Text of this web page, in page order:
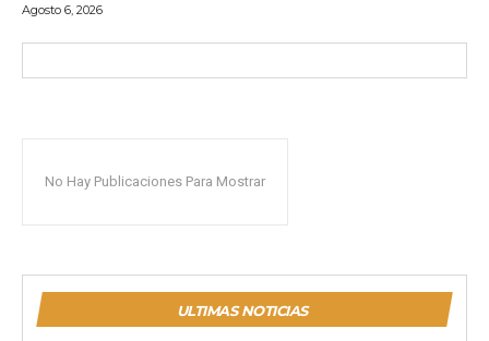
Agosto 6, 2026
No Hay Publicaciones Para Mostrar
ULTIMAS NOTICIAS